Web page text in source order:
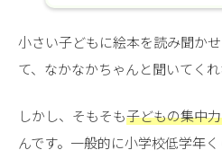
小さい子どもに絵本を読み聞か
て、なかなかちゃんと聞いてくれ
しかし、そもそも子どもの集中
んです。一般的に小学校低学年